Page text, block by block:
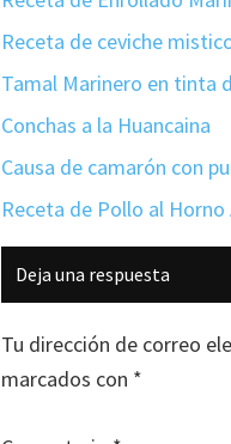
Receta de ceviche
Tamal Marinero en tinta
Conchas a la Huancaina
Causa de camarón con
Receta de Pollo al
Interacciones
con
los
lectores
Deja una respuesta
Tu dirección de correo
marcados con *